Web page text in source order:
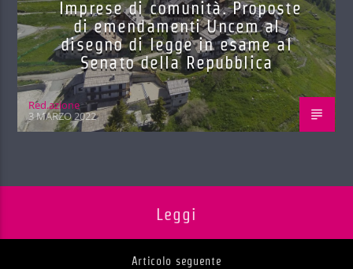
Imprese di comunità. Proposte
di emendamenti Uncem al
disegno di legge in esame al
Senato della Repubblica
Red.azione
3 MARZO 2022
Leggi
Articolo seguente